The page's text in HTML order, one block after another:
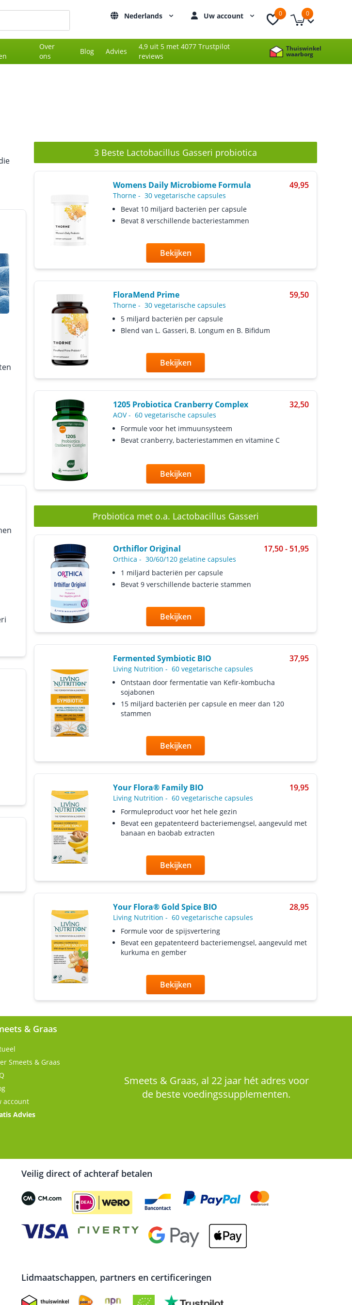
Nederlands Uw account 0 0
Over
ons
Blog Advies
4,9 uit 5 met 4077 Trustpilot
reviews
Thuiswinkel
waarborg
3 Beste Lactobacillus Gasseri probiotica
Womens Daily Microbiome Formula 49,95
Thorne- 30 vegetarische capsules
Bevat 10 miljard bacteriën per capsule
Bevat 8 verschillende bacteriestammen
Bekijken
FloraMend Prime 59,50
Thorne- 30 vegetarische capsules
5 miljard bacteriën per capsule
Blend van L. Gasseri, B. Longum en B. Bifidum
Bekijken
1205 Probiotica Cranberry Complex 32,50
AOV- 60 vegetarische capsules
Formule voor het immuunsysteem
Bevat cranberry, bacteriestammen en vitamine C
Bekijken
Probiotica met o.a. Lactobacillus Gasseri
Orthiflor Original 17,50 - 51,95
Orthica - 30/60/120 gelatine capsules
1 miljard bacteriën per capsule
Bevat 9 verschillende bacterie stammen
Bekijken
Fermented Symbiotic BIO 37,95
Living Nutrition - 60 vegetarische capsules
Ontstaan door fermentatie van Kefir-kombucha
sojabonen
15 miljard bacteriën per capsule en meer dan 120
stammen
Bekijken
Your Flora® Family BIO 19,95
Living Nutrition - 60 vegetarische capsules
Formuleproduct voor het hele gezin
Bevat een gepatenteerd bacteriemengsel, aangevuld met
banaan en baobab extracten
Bekijken
Your Flora® Gold Spice BIO 28,95
Living Nutrition - 60 vegetarische capsules
Formule voor de spijsvertering
Bevat een gepatenteerd bacteriemengsel, aangevuld met
kurkuma en gember
Bekijken
& Graas
Smeets & Graas
account
Advies
Smeets & Graas, al 22 jaar hét adres voor
de beste voedingssupplementen.
Veilig direct of achteraf betalen
Lidmaatschappen, partners en certificeringen